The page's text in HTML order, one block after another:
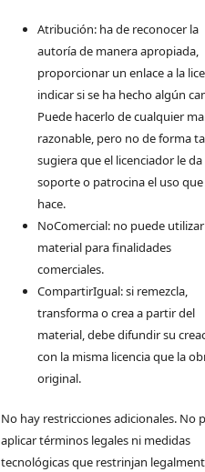
Atribución: ha de reconocer la
autoría de manera apropiada,
proporcionar un enlace a la
indicar si se ha hecho algún
Puede hacerlo de cualquier
razonable, pero no de forma
sugiera que el licenciador le da
soporte o patrocina el uso que
hace.
NoComercial: no puede
material para finalidades
comerciales.
CompartirIgual: si remezcla,
transforma o crea a partir del
material, debe difundir su
con la misma licencia que la
original.
No hay restricciones adicionales. No
aplicar términos legales ni medidas
tecnológicas que restrinjan